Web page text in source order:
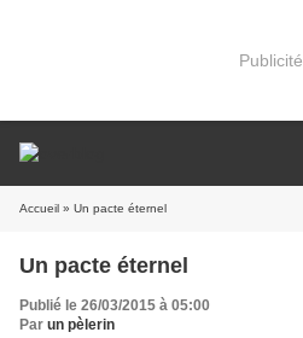
Publicité
Accueil » Un pacte éternel
Un pacte éternel
Publié le 26/03/2015 à 05:00
Par un pèlerin